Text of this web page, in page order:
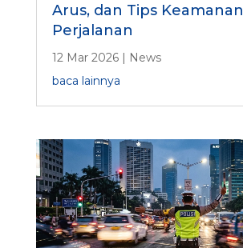
Arus, dan Tips Keamanan
Perjalanan
12 Mar 2026| News
baca lainnya